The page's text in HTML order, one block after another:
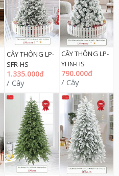
CÂY THÔNG LP-
SFR-HS
1.335.000đ
/ Cây
CÂY THÔNG LP-
YHN-HS
790.000đ
/ Cây